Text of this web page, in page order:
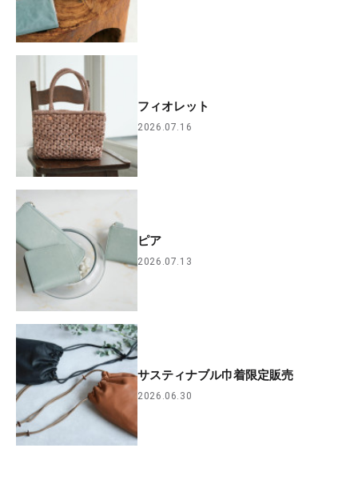
フィオレット
2026.07.16
ピア
2026.07.13
サスティナブル巾着限定販売
2026.06.30